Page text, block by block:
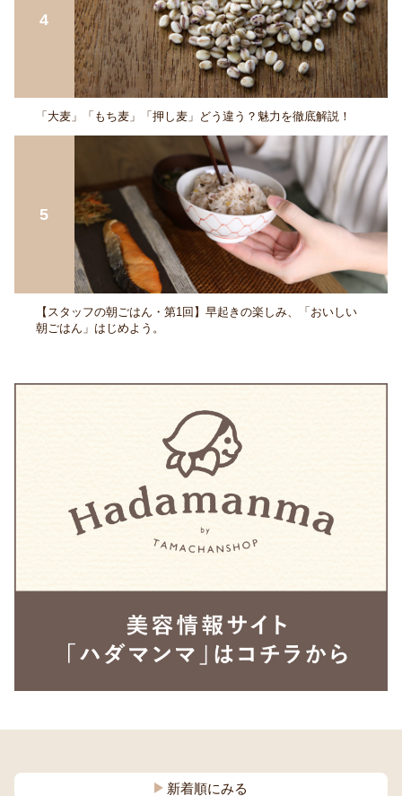
「大麦」「もち麦」「押し麦」どう違う？魅力を徹底解説！
【スタッフの朝ごはん・第1回】早起きの楽しみ、「おいしい
朝ごはん」はじめよう。
新着順にみる